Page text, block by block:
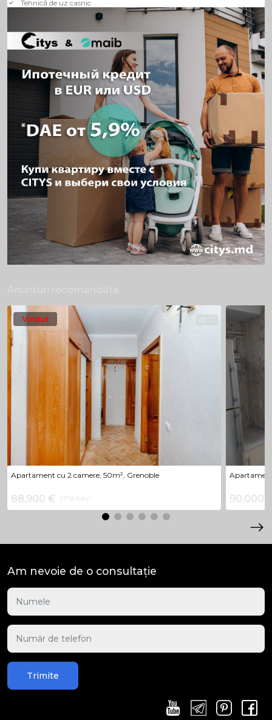
Tehnică de uz casnic
Vindut
Apartament cu 2 camere, 50m², Grenoble
88,900 € 1,778 €/m² 90,000
Am nevoie de o consultație
Trimite